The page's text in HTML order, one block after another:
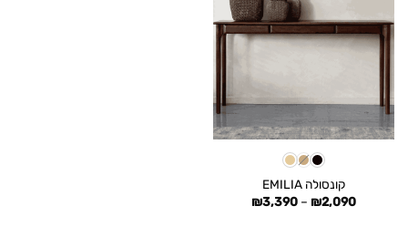
קונסולה EMILIA
₪2,090
–
₪3,390